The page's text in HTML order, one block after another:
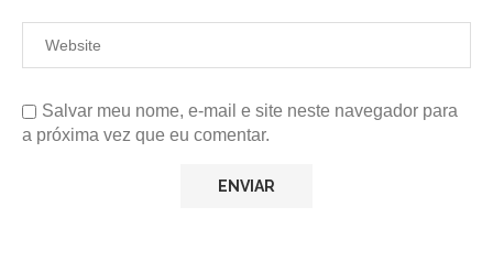
Salvar meu nome, e-mail e site neste navegador para
a próxima vez que eu comentar.